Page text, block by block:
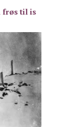
frøs til is